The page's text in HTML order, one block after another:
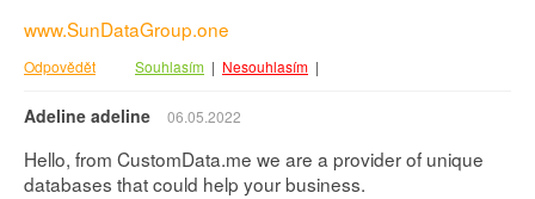
www.SunDataGroup.one
Odpovědět Souhlasím | Nesouhlasím |
Adeline adeline 06.05.2022
Hello, from CustomData.me we are a provider of unique
databases that could help your business.